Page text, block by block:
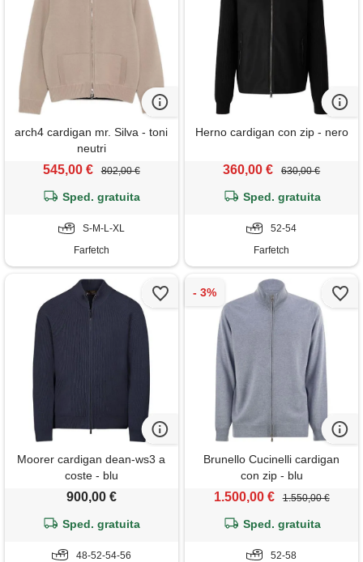
arch4 cardigan mr. Silva - toni
neutri
545,00 € 802,00 €
Sped. gratuita
S-M-L-XL
Farfetch
Herno cardigan con zip - nero
360,00 € 630,00 €
Sped. gratuita
52-54
Farfetch
Moorer cardigan dean-ws3 a
coste - blu
900,00 €
Sped. gratuita
48-52-54-56
Brunello Cucinelli cardigan
con zip - blu
1.500,00 € 1.550,00 €
Sped. gratuita
52-58